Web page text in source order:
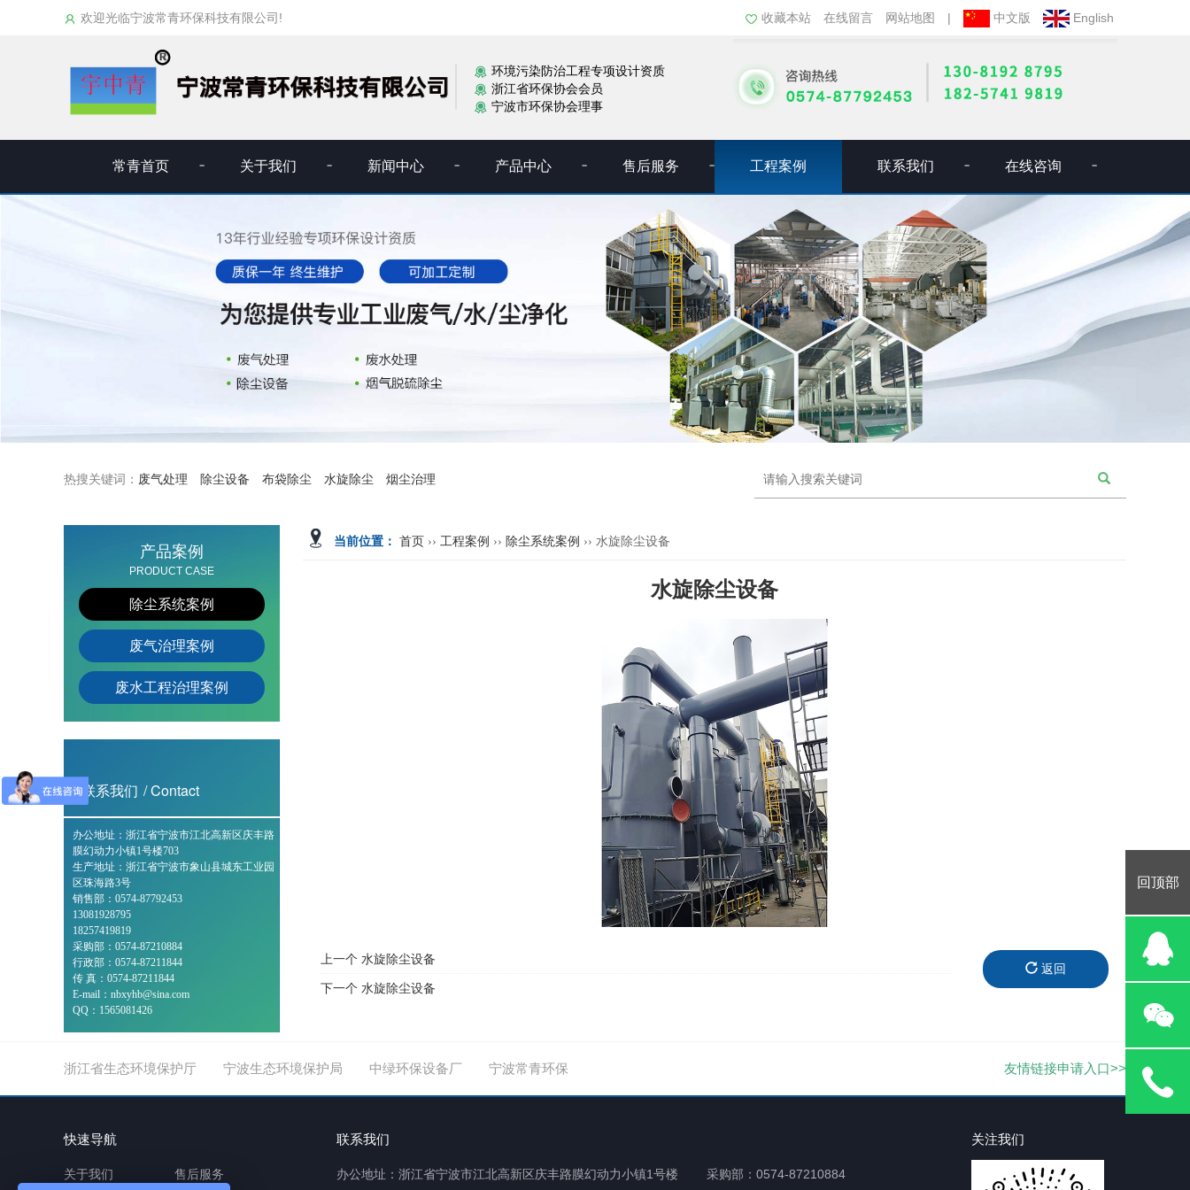
欢迎光临宁波常青环保科技有限公司! 收藏本站 在线留言 网站地图 | 中文版 English
环境污染防治工程专项设计资质
浙江省环保协会会员
宁波市环保协会理事
常青首页 关于我们 新闻中心 产品中心 售后服务 工程案例 联系我们 在线咨询
热搜关键词： 废气处理 除尘设备 布袋除尘 水旋除尘 烟尘治理
产品案例
PRODUCT CASE
除尘系统案例
废气治理案例
废水工程治理案例
联系我们 / Contact
办公地址：浙江省宁波市江北高新区庆丰路
膜幻动力小镇1号楼703
生产地址：浙江省宁波市象山县城东工业园
区珠海路3号
销售部：0574-87792453
13081928795
18257419819
采购部：0574-87210884
行政部：0574-87211844
传 真：0574-87211844
E-mail：nbxyhb@sina.com
QQ：1565081426
当前位置： 首页 ›› 工程案例 ›› 除尘系统案例 ›› 水旋除尘设备
水旋除尘设备
上一个 水旋除尘设备
下一个 水旋除尘设备
返回
浙江省生态环境保护厅 宁波生态环境保护局 中绿环保设备厂 宁波常青环保 友情链接申请入口>>
快速导航
关于我们 售后服务
联系我们
办公地址：浙江省宁波市江北高新区庆丰路膜幻动力小镇1号楼 采购部：0574-87210884
关注我们
回顶部